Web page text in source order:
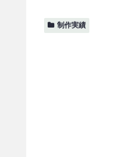
制作実績